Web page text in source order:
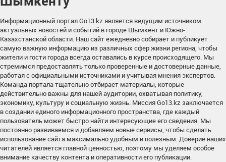
Информационный портал Go13.kz является ведущим источником
актуальных новостей и событий в городе Шымкент и Южно-
Казахстанской области. Наш сайт ежедневно собирает и публикует
самую важную информацию из различных сфер жизни региона, чтобы
жители и гости города всегда оставались в курсе происходящего. Мы
стремимся предоставлять только проверенные и достоверные данные,
работая с официальными источниками и учитывая мнения экспертов.
Команда портала тщательно отбирает материалы, которые
действительно важны для нашей аудитории, охватывая политику,
экономику, культуру и социальную жизнь. Миссия Go13.kz заключается
в создании единого информационного пространства, где каждый
пользователь может быстро найти интересующие его сведения. Мы
постоянно развиваемся и добавляем новые сервисы, чтобы сделать
использование сайта максимально удобным и полезным. Доверие наших
читателей является главной ценностью, поэтому мы уделяем особое
внимание качеству контента и оперативности его публикации.